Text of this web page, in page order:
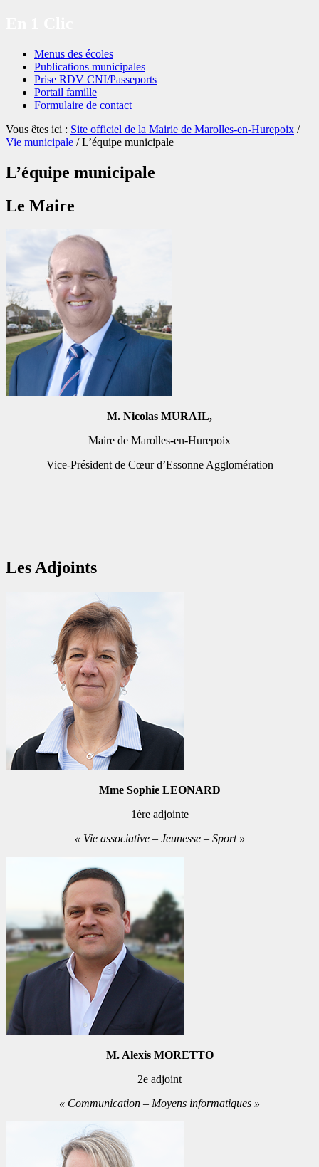
Menus des écoles
Publications municipales
Prise RDV CNI/Passeports
Portail famille
Formulaire de contact
Vous êtes ici : Site officiel de la Mairie de Marolles-en-Hurepoix /
Vie municipale / L’équipe municipale
L’équipe municipale
Le Maire
M. Nicolas MURAIL,
Maire de Marolles-en-Hurepoix
Vice-Président deCœur d’Essonne Agglomération
Les Adjoints
Mme Sophie LEONARD
1ère adjointe
« Vie associative – Jeunesse – Sport »
M. Alexis MORETTO
2e adjoint
« Communication – Moyens informatiques »